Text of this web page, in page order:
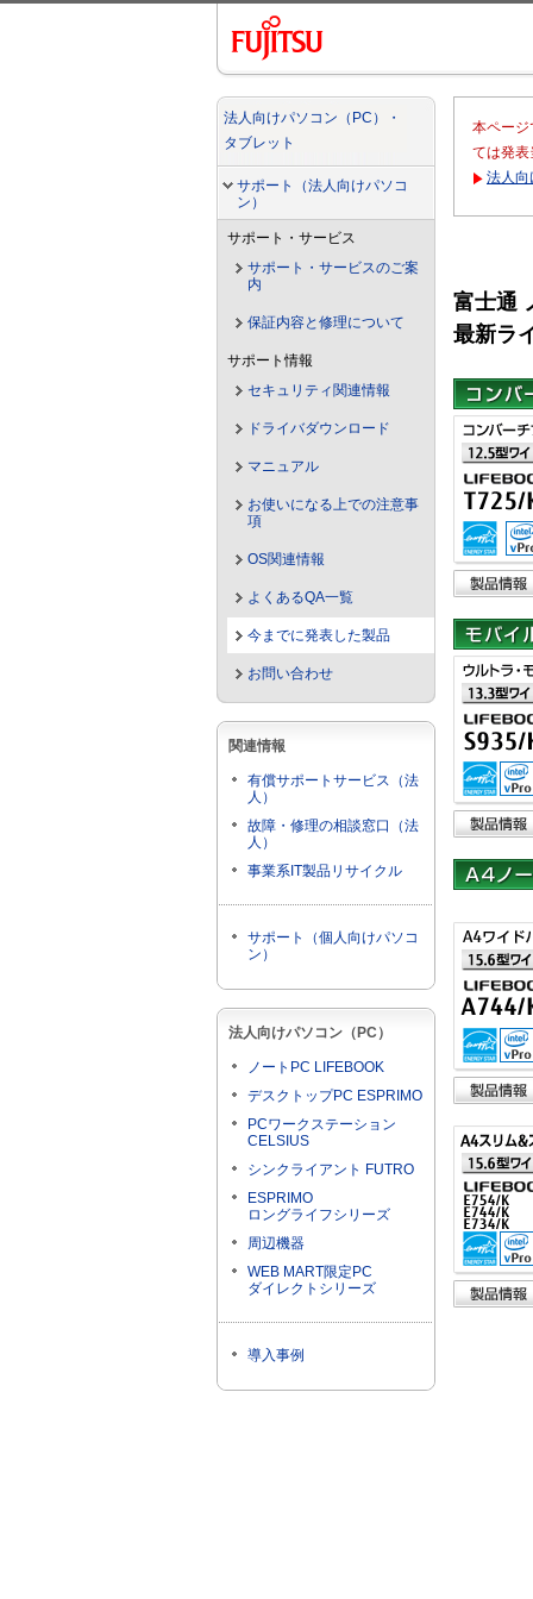
法人向けパソコン（PC）・
タブレット
サポート（法人向けパソコ
ン）
サポート・サービス
サポート・サービスのご案
内
保証内容と修理について
サポート情報
セキュリティ関連情報
ドライバダウンロード
マニュアル
お使いになる上での注意事
項
OS関連情報
よくあるQA一覧
今までに発表した製品
お問い合わせ
関連情報
有償サポートサービス（法
人）
故障・修理の相談窓口（法
人）
事業系IT製品リサイクル
サポート（個人向けパソコ
ン）
法人向けパソコン（PC）
ノートPC LIFEBOOK
デスクトップPC ESPRIMO
PCワークステーション
CELSIUS
シンクライアント FUTRO
ESPRIMO
ロングライフシリーズ
周辺機器
WEB MART限定PC
ダイレクトシリーズ
導入事例
本ペー
ては発表
法人向
富士通
最新ラ